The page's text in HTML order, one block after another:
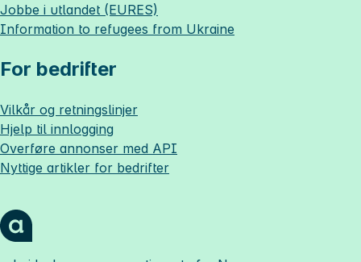
Jobbe i utlandet (EURES)
Information to refugees from Ukraine
For bedrifter
Vilkår og retningslinjer
Hjelp til innlogging
Overføre annonser med API
Nyttige artikler for bedrifter